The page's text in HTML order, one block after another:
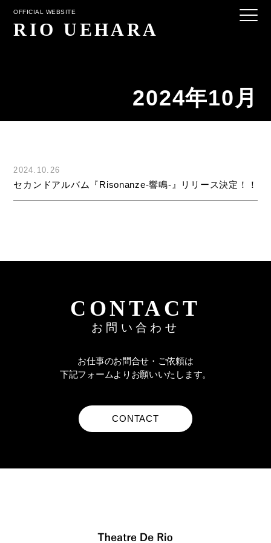
OFFICIAL WEBSITE
RIO UEHARA
2024年10月
2024.10.26
セカンドアルバム『Risonanze-響鳴-』リリース決定！！
CONTACT
お問い合わせ
お仕事のお問合せ・ご依頼は
下記フォームよりお願いいたします。
CONTACT
メールアドレス
お問い合わせ内容